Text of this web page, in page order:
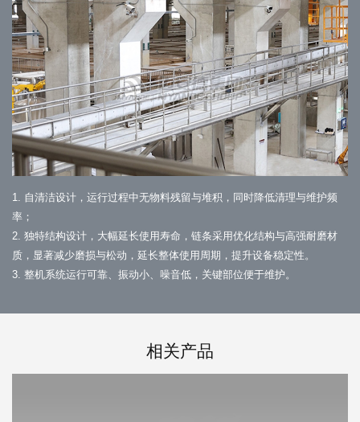
1. 自清洁设计，运行过程中无物料残留与堆积，同时降低清理与维护频
率；
2. 独特结构设计，大幅延长使用寿命，链条采用优化结构与高强耐磨材
质，显著减少磨损与松动，延长整体使用周期，提升设备稳定性。
3. 整机系统运行可靠、振动小、噪音低，关键部位便于维护。
相关产品